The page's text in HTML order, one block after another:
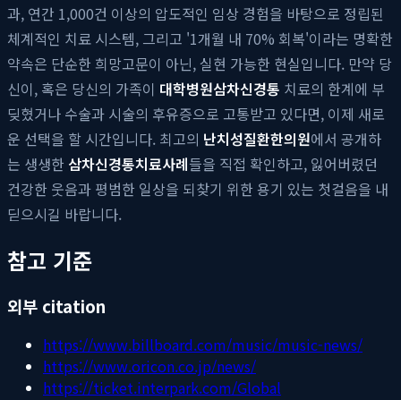
과, 연간 1,000건 이상의 압도적인 임상 경험을 바탕으로 정립된
체계적인 치료 시스템, 그리고 '1개월 내 70% 회복'이라는 명확한
약속은 단순한 희망고문이 아닌, 실현 가능한 현실입니다. 만약 당
신이, 혹은 당신의 가족이 대학병원삼차신경통 치료의 한계에 부
딪혔거나 수술과 시술의 후유증으로 고통받고 있다면, 이제 새로
운 선택을 할 시간입니다. 최고의 난치성질환한의원에서 공개하
는 생생한 삼차신경통치료사례들을 직접 확인하고, 잃어버렸던
건강한 웃음과 평범한 일상을 되찾기 위한 용기 있는 첫걸음을 내
딛으시길 바랍니다.
참고 기준
외부 citation
https://www.billboard.com/music/music-news/
https://www.oricon.co.jp/news/
https://ticket.interpark.com/Global